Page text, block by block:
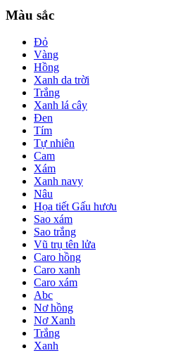
Màu sắc
Đỏ
Vàng
Hồng
Xanh da trời
Trắng
Xanh lá cây
Đen
Tím
Tự nhiên
Cam
Xám
Xanh navy
Nâu
Họa tiết Gấu hươu
Sao xám
Sao trắng
Vũ trụ tên lửa
Caro hồng
Caro xanh
Caro xám
Abc
Nơ hồng
Nơ Xanh
Trắng
Xanh